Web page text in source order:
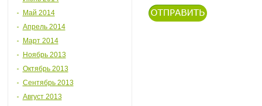
Май 2014
Апрель 2014
Март 2014
Ноябрь 2013
Октябрь 2013
Сентябрь 2013
Август 2013